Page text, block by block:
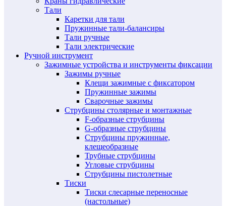
Тали
Каретки для тали
Пружинные тали-балансиры
Тали ручные
Тали электрические
Ручной инструмент
Зажимные устройства и инструменты фиксации
Зажимы ручные
Клещи зажимные с фиксатором
Пружинные зажимы
Сварочные зажимы
Струбцины столярные и монтажные
F-образные струбцины
G-образные струбцины
Струбцины пружинные,
клещеобразные
Трубные струбцины
Угловые струбцины
Струбцины пистолетные
Тиски
Тиски слесарные переносные
(настольные)